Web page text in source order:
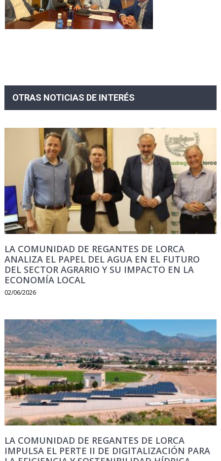
OTRAS NOTICIAS DE INTERÉS
LA COMUNIDAD DE REGANTES DE LORCA
ANALIZA EL PAPEL DEL AGUA EN EL FUTURO
DEL SECTOR AGRARIO Y SU IMPACTO EN LA
ECONOMÍA LOCAL
02/06/2026
LA COMUNIDAD DE REGANTES DE LORCA
IMPULSA EL PERTE II DE DIGITALIZACIÓN PARA